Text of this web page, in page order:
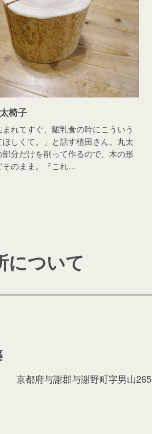
椅子
まれてすぐ、離乳食の時にこういう
しくて。」と話す植田さん。丸太
分だけを削って作るので、木の形
そのまま。『これ…
について
京都府与謝郡与謝野町字男山265